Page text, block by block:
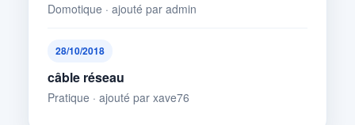
Domotique · ajouté par admin
28/10/2018
câble réseau
Pratique · ajouté par xave76